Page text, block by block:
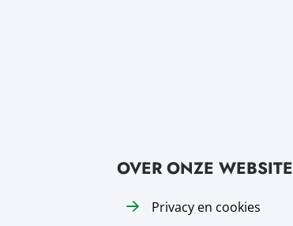
OVER ONZE WEBSITE
Privacy en cookies